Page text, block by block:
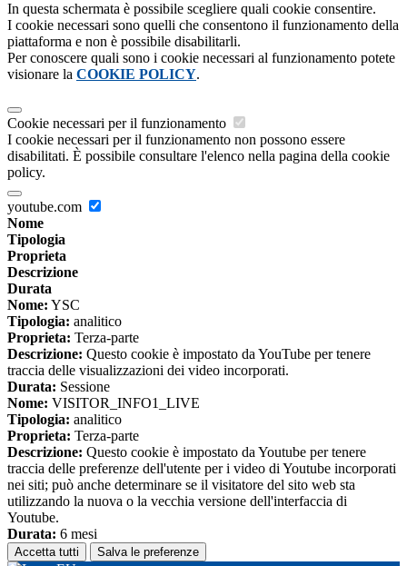
In questa schermata è possibile scegliere quali cookie consentire.
I cookie necessari sono quelli che consentono il funzionamento della
piattaforma e non è possibile disabilitarli.
Per conoscere quali sono i cookie necessari al funzionamento potete
visionare la COOKIE POLICY.
Cookie necessari per il funzionamento
I cookie necessari per il funzionamento non possono essere
disabilitati. È possibile consultare l'elenco nella pagina della cookie
policy.
youtube.com
Nome
Tipologia
Proprieta
Descrizione
Durata
Nome: YSC
Tipologia: analitico
Proprieta: Terza-parte
Descrizione: Questo cookie è impostato da YouTube per tenere
traccia delle visualizzazioni dei video incorporati.
Durata: Sessione
Nome: VISITOR_INFO1_LIVE
Tipologia: analitico
Proprieta: Terza-parte
Descrizione: Questo cookie è impostato da Youtube per tenere
traccia delle preferenze dell'utente per i video di Youtube incorporati
nei siti; può anche determinare se il visitatore del sito web sta
utilizzando la nuova o la vecchia versione dell'interfaccia di
Youtube.
Durata: 6 mesi
Accetta tutti Salva le preferenze